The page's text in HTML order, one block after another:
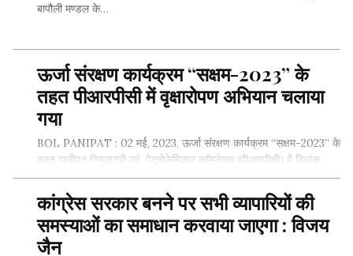
बापौली मण्डल के…
SHARE THIS...
ऊर्जा संरक्षण कार्यक्रम “सक्षम-2023” के
तहत पीआरपीसी में वृक्षारोपण अभियान चलाया
गया
BOL PANIPAT : 02 मई, 2023, ऊर्जा संरक्षण कार्यक्रम “सक्षम-2023” के
तहत पानीपत रिफाइनरी एवं पेट्रोकेमिकल कॉम्प्लेक्स (पीआरपीसी) में दिनांक…
SHARE THIS...
कांग्रेस सरकार बनने पर सभी व्यापारियों की
समस्याओं का समाधान करवाया जाएगा : विजय
जैन